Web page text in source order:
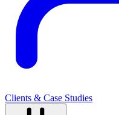
Clients & Case Studies